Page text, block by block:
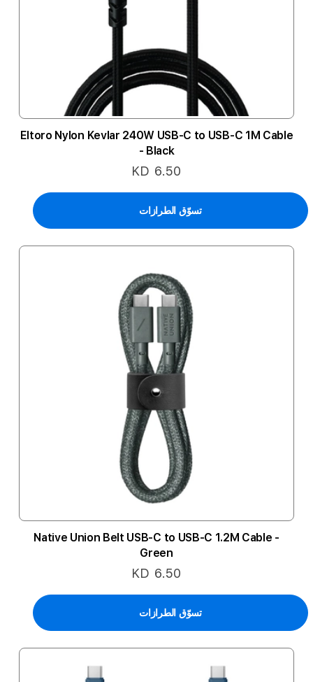
Eltoro Nylon Kevlar 240W USB-C to USB-C 1M Cable
- Black
KD 6.50
تسوّق الطرازات
Native Union Belt USB-C to USB-C 1.2M Cable -
Green
KD 6.50
تسوّق الطرازات